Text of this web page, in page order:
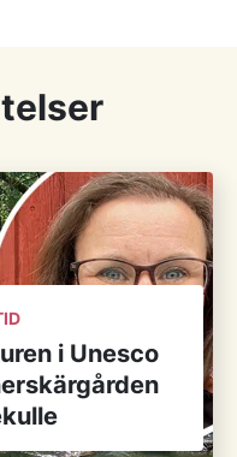
i Unesco